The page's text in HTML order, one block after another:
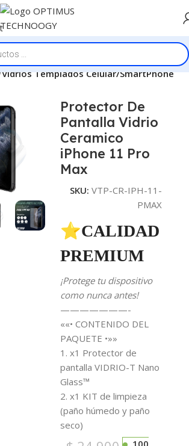
Vidrios Templados Celular/SmartPhone
enlarge
Protector De
Pantalla Vidrio
Ceramico
iPhone 11 Pro
Max
SKU: VTP-CR-IPH-11-
PMAX
⭐CALIDAD
PREMIUM
¡Protege tu dispositivo
como nunca antes!
———————-
««• CONTENIDO DEL
PAQUETE •»»
1. x1 Protector de
pantalla VIDRIO-T Nano
Glass™
2. x1 KIT de limpieza
(paño húmedo y paño
seco)
100